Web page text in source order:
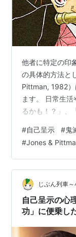
他者に特定の印
の具体的方法と
Pittman, 1982
ます。 日常生
るかも！？」、
あるいは他人が
解するヒントに
『鬼滅の刃』の
みました🧐 ＜①
とにかく相手に
#自己呈示 #鬼
#Jones &
じぶん列車
自己呈示の心
功」に便乗し